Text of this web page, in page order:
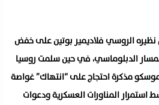
نظيره الروسي فلاديمير بوتين على خفض
الدبلوماسي، في حين سلمت روسيا
مذكرة احتجاج على “انتهاك” غواصة
استمرار المناورات العسكرية ودعوات